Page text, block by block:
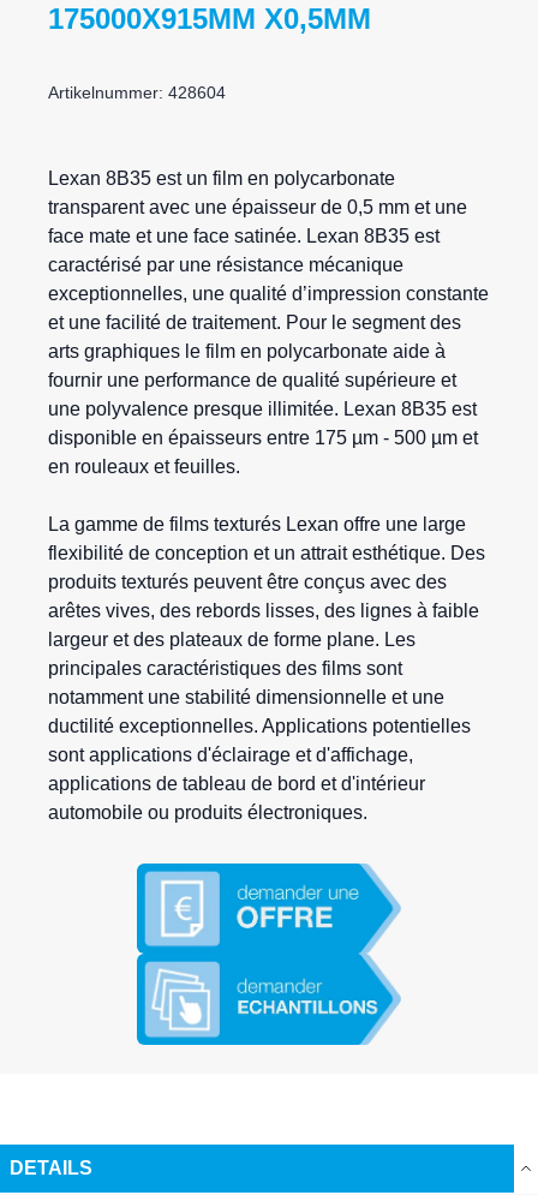
175000X915MM X0,5MM
Artikelnummer: 428604
Lexan 8B35 est un film en polycarbonate
transparent avec une épaisseur de 0,5 mm et une
face mate et une face satinée. Lexan 8B35 est
caractérisé par une résistance mécanique
exceptionnelles, une qualité d’impression constante
et une facilité de traitement. Pour le segment des
arts graphiques le film en polycarbonate aide à
fournir une performance de qualité supérieure et
une polyvalence presque illimitée. Lexan 8B35 est
disponible en épaisseurs entre 175 µm - 500 µm et
en rouleaux et feuilles.
La gamme de films texturés Lexan offre une large
flexibilité de conception et un attrait esthétique. Des
produits texturés peuvent être conçus avec des
arêtes vives, des rebords lisses, des lignes à faible
largeur et des plateaux de forme plane. Les
principales caractéristiques des films sont
notamment une stabilité dimensionnelle et une
ductilité exceptionnelles. Applications potentielles
sont applications d'éclairage et d'affichage,
applications de tableau de bord et d'intérieur
automobile ou produits électroniques.
DETAILS